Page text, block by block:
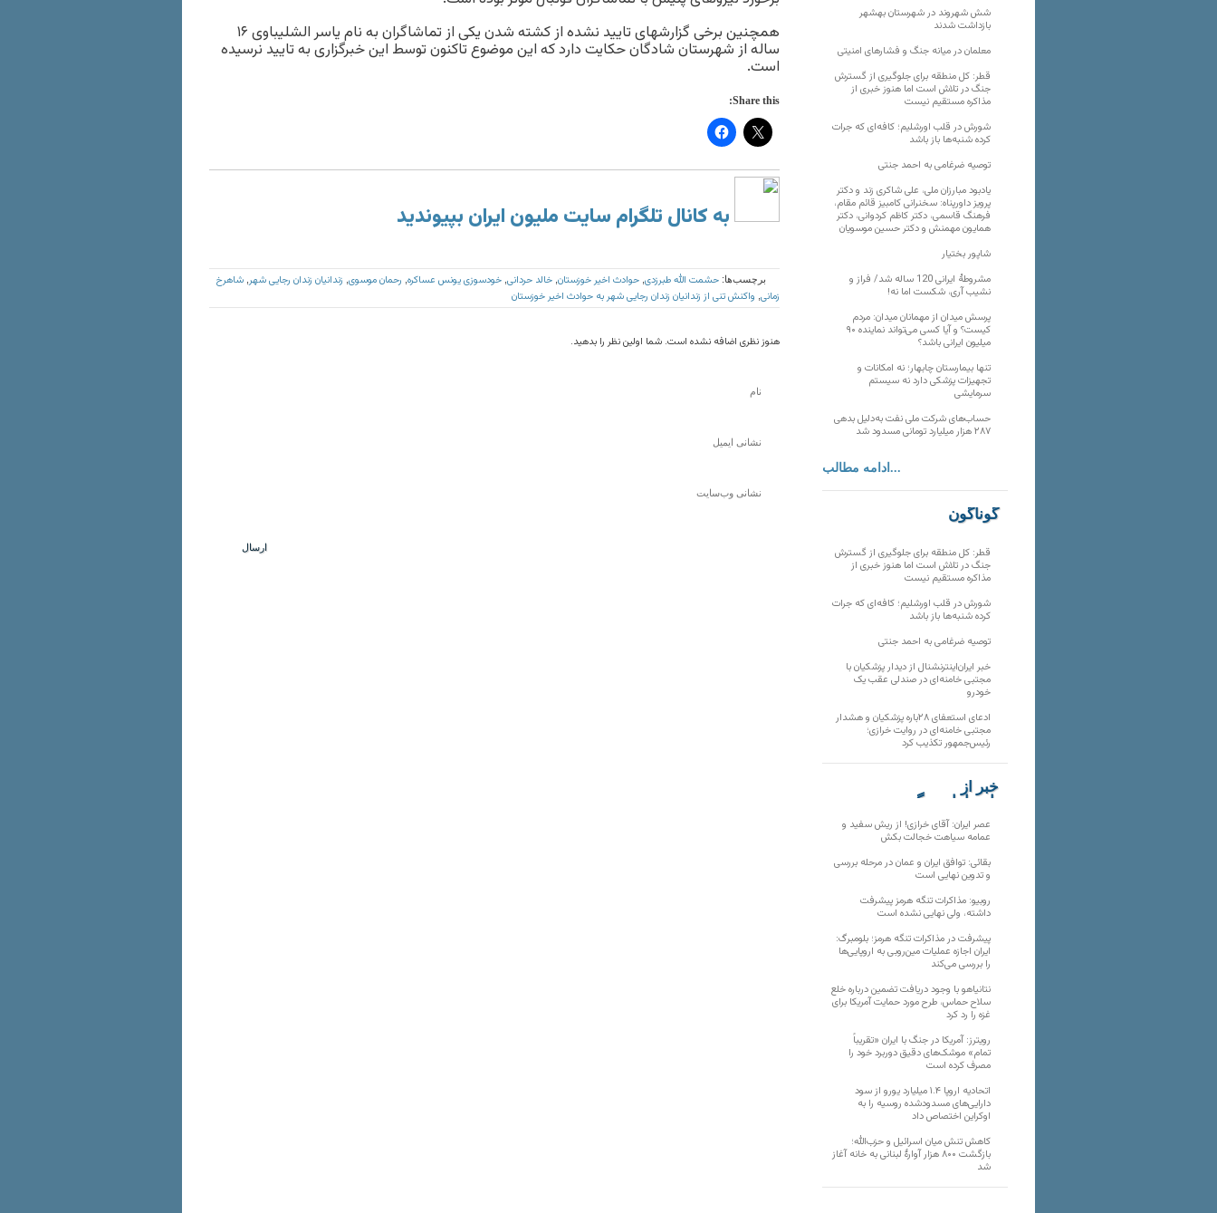
همچنین برخی گزارشهای تایید نشده از کشته شدن یکی از تماشاگران به نام یاسر الشلیباوی ۱۶
ساله از شهرستان شادگان حکایت دارد که این موضوع تاکنون توسط این خبرگزاری به تایید نرسیده
است.
Share this:
به کانال تلگرام سایت ملیون ایران بپیوندید
برچسب‌ها: حشمت الله طبرزدی حوادث اخیر خوزستان خالد حردانی خودسوزی یونس عساکره رحمان موسوی زندانیان زندان رجایی شهر شاهرخ
زمانی واکنش تنی از زندانیان زندان رجایی شهر به حوادث اخیر خوزستان
هنوز نظری اضافه نشده است. شما اولین نظر را بدهید.
شش شهروند در شهرستان بهشهر
بازداشت شدند
معلمان در میانه جنگ و فشارهای امنیتی
قطر: کل منطقه برای جلوگیری از گسترش
جنگ در تلاش است اما هنوز خبری از
مذاکره مستقیم نیست
شورش در قلب اورشلیم؛ کافه‌ای که جرات
کرده شنبه‌ها باز باشد
توصیه ضرغامی به احمد جنتی
یادبود مبارزان ملی، علی شاکری زند و دکتر
پرویز داورپناه: سخنرانی کامبیز قائم مقام،
فرهنگ قاسمی، دکتر کاظم کردوانی، دکتر
همایون مهمنش و دکتر حسین موسویان
شاپور بختیار
مشروطۀ ایرانی 120 ساله شد/ فراز و
نشیب آری، شکست اما نه!
پرسش میدان از مهمانان میدان: مردم
کیست؟ و آیا کسی می‌تواند نماینده ۹۰
میلیون ایرانی باشد؟
تنها بیمارستان چابهار؛ نه امکانات و
تجهیزات پزشکی دارد نه سیستم
سرمایشی
حساب‌های شرکت ملی نفت به‌دلیل بدهی
۲۸۷ هزار میلیارد تومانی مسدود شد
ادامه مطالب...
گوناگون
قطر: کل منطقه برای جلوگیری از گسترش
جنگ در تلاش است اما هنوز خبری از
مذاکره مستقیم نیست
شورش در قلب اورشلیم؛ کافه‌ای که جرات
کرده شنبه‌ها باز باشد
توصیه ضرغامی به احمد جنتی
خبر ایران‌اینترنشنال از دیدار پزشکیان با
مجتبی خامنه‌ای در صندلی عقب یک
خودرو
ادعای استعفای ۲۸باره پزشکیان و هشدار
مجتبی خامنه‌ای در روایت خرازی؛
رئیس‌جمهور تکذیب کرد
خبر از
تارنماهای دیگر
عصر ایران: آقای خرازی! از ریش سفید و
عمامه سیاهت خجالت بکش
بقائی: توافق ایران و عمان در مرحله بررسی
و تدوین نهایی است
روبیو: مذاکرات تنگه هرمز پیشرفت
داشته، ولی نهایی نشده است
پیشرفت در مذاکرات تنگه هرمز؛ بلومبرگ:
ایران اجازه عملیات مین‌روبی به اروپایی‌ها
را بررسی می‌کند
نتانیاهو با وجود دریافت تضمین درباره خلع
سلاح حماس، طرح مورد حمایت آمریکا برای
غزه را رد کرد
رویترز: آمریکا در جنگ با ایران «تقریباً
تمام» موشک‌های دقیق دوربرد خود را
مصرف کرده است
اتحادیه اروپا ۱.۴ میلیارد یورو از سود
دارایی‌های مسدودشده روسیه را به
اوکراین ‏اختصاص داد
کاهش تنش میان اسرائیل و حزب‌الله؛
بازگشت ۸۰۰ هزار آوارۀ لبنانی به خانه‌ آغاز
شد